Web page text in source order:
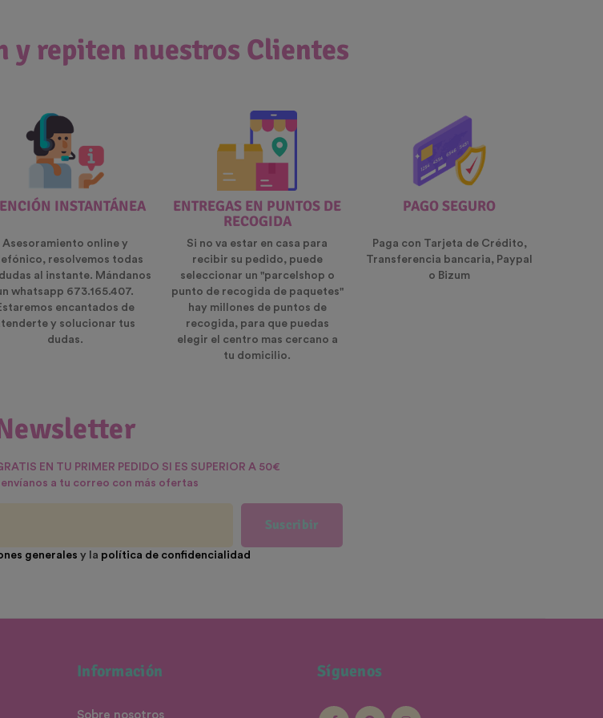
y repiten nuestros Clientes
INSTANTÁNEA
Asesoramiento online y
resolvemos todas
al instante. Mándanos
whatsapp 673.165.407.
encantados de
y solucionar tus
dudas.
ENTREGAS EN PUNTOS DE
RECOGIDA
Si no va estar en casa para
recibir su pedido, puede
seleccionar un "parcelshop o
punto de recogida de paquetes"
hay millones de puntos de
recogida, para que puedas
elegir el centro mas cercano a
tu domicilio.
PAGO SEGURO
Paga con Tarjeta de Crédito,
Transferencia bancaria, Paypal
o Bizum
EN TU PRIMER PEDIDO SI ES SUPERIOR A 50€
a tu correo con más ofertas
Suscribir
generales y la política de confidencialidad
Información
Sobre nosotros
Síguenos